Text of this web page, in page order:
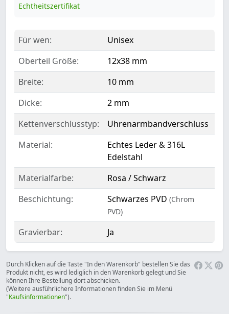
Echtheitszertifikat
Für wen:
Unisex
Oberteil Größe:
12x38 mm
Breite:
10 mm
Dicke:
2 mm
Kettenverschlusstyp:
Uhrenarmbandverschluss
Material:
Echtes Leder & 316L
Edelstahl
Materialfarbe:
Rosa / Schwarz
Beschichtung:
Schwarzes PVD (Chrom
PVD)
Gravierbar: Ja
Durch Klicken auf die Taste "In den Warenkorb" bestellen Sie das
Produkt nicht, es wird lediglich in den Warenkorb gelegt und Sie
können Ihre Bestellung dort abschicken.
(Weitere ausführlichere Informationen finden Sie im Menü
"Kaufsinformationen").